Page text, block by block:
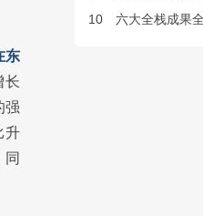
东
长
强
升
同
10
六大全栈成果全域